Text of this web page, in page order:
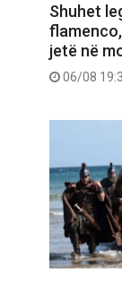
Shuhet
jetë në
06/08